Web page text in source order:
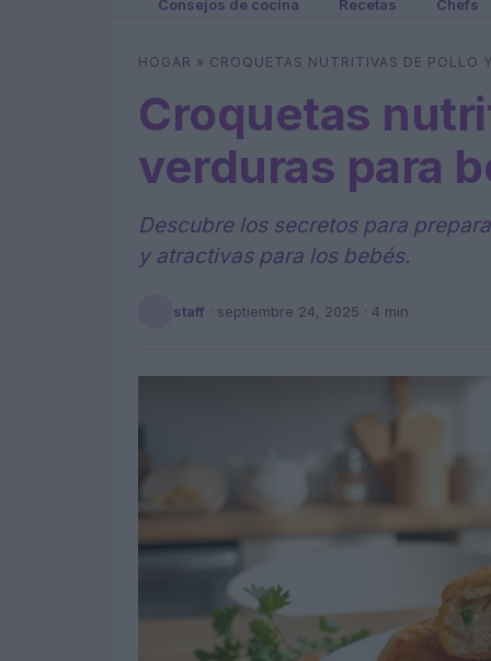
Consejos de cocina Recetas Chefs
HOGAR » CROQUETAS NUTRITIVAS DE POLLO
Croquetas
verduras para
Descubre los secretos para
y atractivas para los bebés.
staff · septiembre 24, 2025 · 4 min